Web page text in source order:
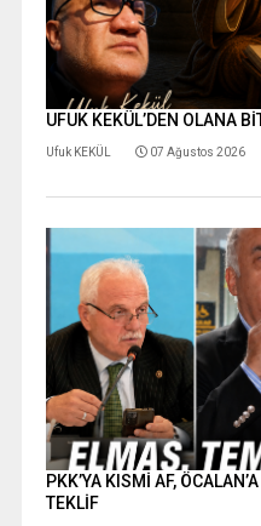
UFUK KEKÜL’DEN OLANA
Ufuk KEKÜL 07 Ağustos 2026
PKK’YA KISMİ AF,
TEKLİF